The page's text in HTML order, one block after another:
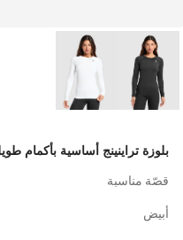
بلوزة تراينينج أساسية بأكمام
قصّة مناسبة
أبيض